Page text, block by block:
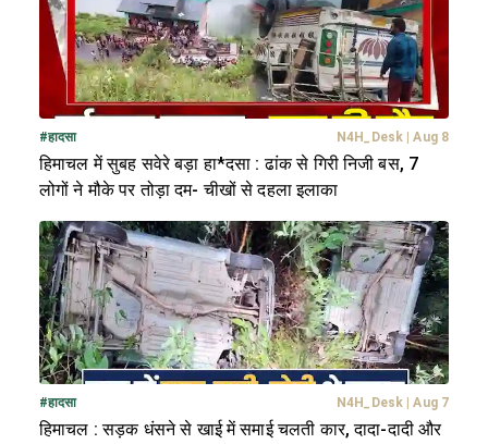
#हादसा N4H_Desk Aug 8
हिमाचल में सुबह सवेरे बड़ा हा*दसा : ढांक से गिरी निजी बस, 7
लोगों ने मौके पर तोड़ा दम- चीखों से दहला इलाका
#हादसा N4H_Desk Aug 7
हिमाचल : सड़क धंसने से खाई में समाई चलती कार, दादा-दादी और